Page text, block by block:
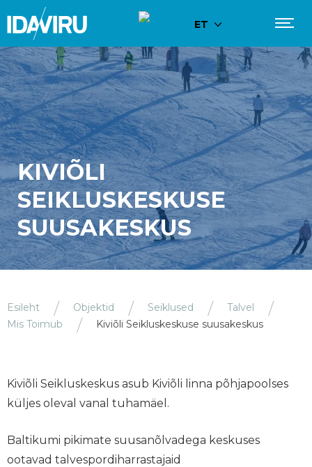
ET
KIVIÕLI
SEIKLUSKESKUSE
SUUSAKESKUS
Esileht Objektid Seiklused
Talvel
Mis Toimub
Kiviõli Seikluskeskuse suusakeskus
Kiviõli Seikluskeskus asub Kiviõli linna põhjapoolses
küljes oleval vanal tuhamäel.
Baltikumi pikimate suusanõlvadega keskuses
ootavad talvespordiharrastajaid